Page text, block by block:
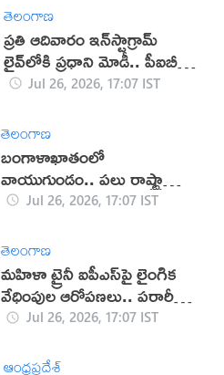
తెలంగాణ
ప్రతి ఆదివారం ఇన్‌స్టాగ్రామ్
లైవ్‌లోకి ప్రధాని మోడీ.. పీఐబీ
క్లారిటీ ఇదే!
Jul 26, 2026, 17:07 IST
తెలంగాణ
బంగాళాఖాతంలో
వాయుగుండం.. పలు రాష్ట్రాల్లో
తీవ్ర వర్ష హెచ్చరికలు జారీ!
Jul 26, 2026, 17:07 IST
తెలంగాణ
మహిళా ట్రైనీ ఐపీఎస్‌పై లైంగిక
వేధింపుల ఆరోపణలు.. పరారీలో
ఉదయ్!Jul 26, 2026, 17:07 IST
ఆంధ్రప్రదేశ్